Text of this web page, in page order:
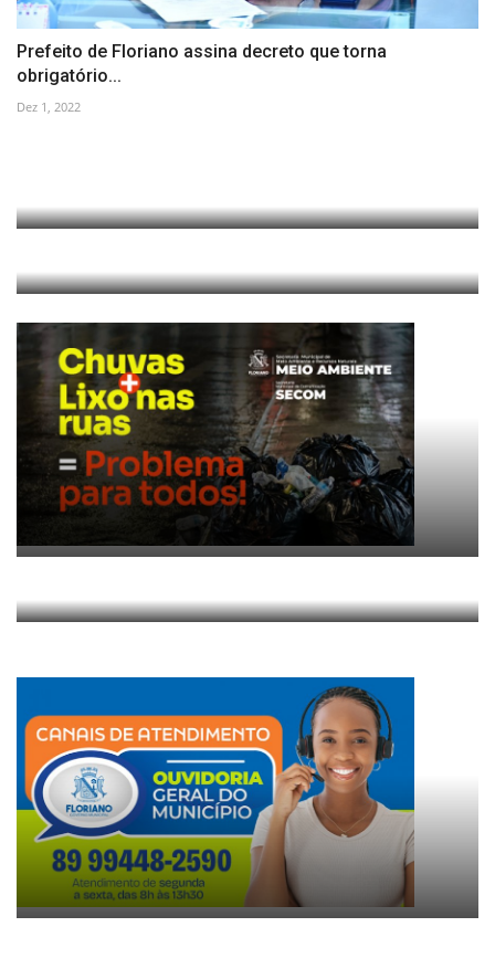
Prefeito de Floriano assina decreto que torna
obrigatório...
Dez 1, 2022